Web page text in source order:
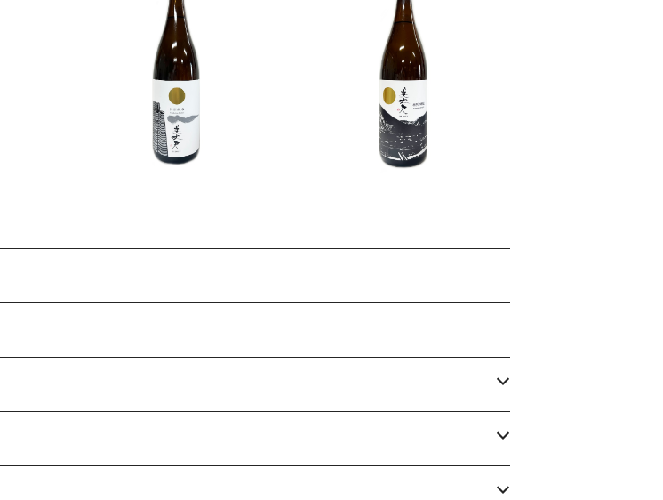
美丈夫 特別純米 1800ml
¥2,860
美丈夫 特別本醸造 1800ml
¥2,420